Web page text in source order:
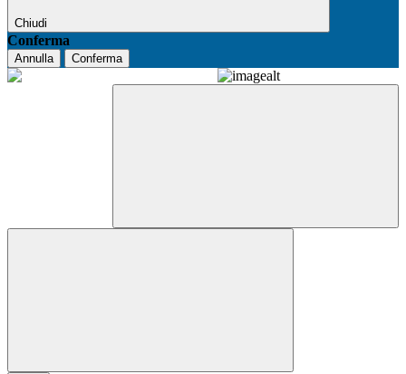
Chiudi
Conferma
Annulla Conferma